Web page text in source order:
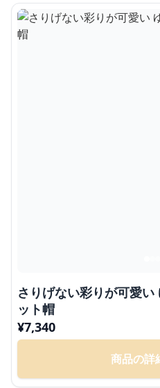
さりげない彩りが可愛
ット帽
¥7,340
商品の詳